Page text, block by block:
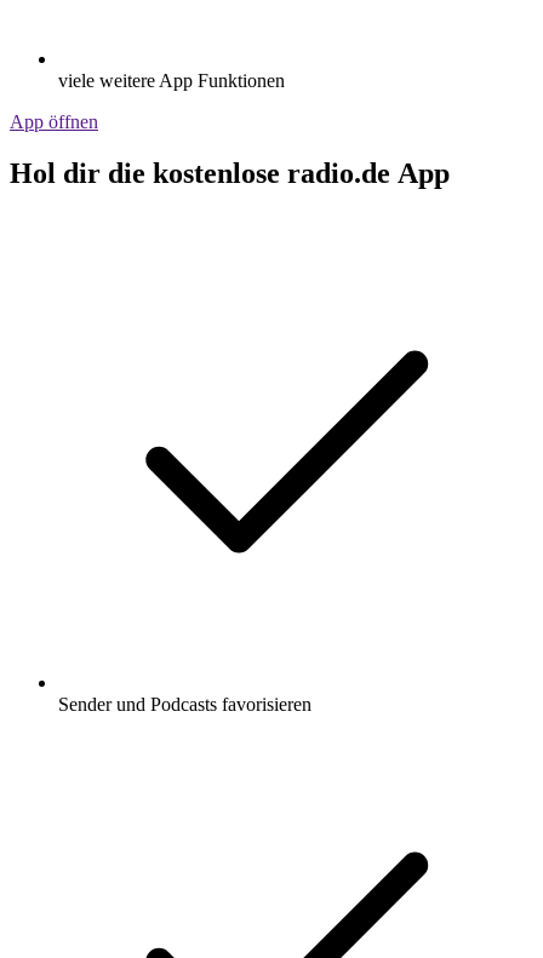
viele weitere App Funktionen
App öffnen
Hol dir die kostenlose radio.de App
Sender und Podcasts favorisieren